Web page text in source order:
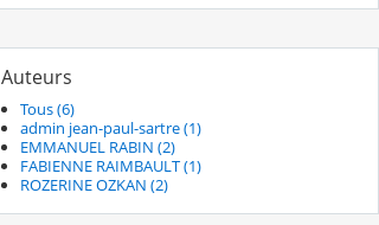
Auteurs
Tous (6)
admin jean-paul-sartre (1)
EMMANUEL RABIN (2)
FABIENNE RAIMBAULT (1)
ROZERINE OZKAN (2)